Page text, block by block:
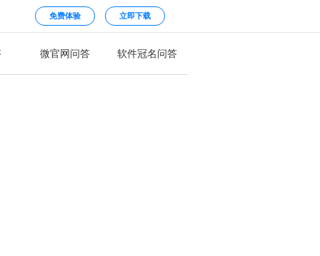
免费体验 立即下载
微官网问答 软件冠名问答